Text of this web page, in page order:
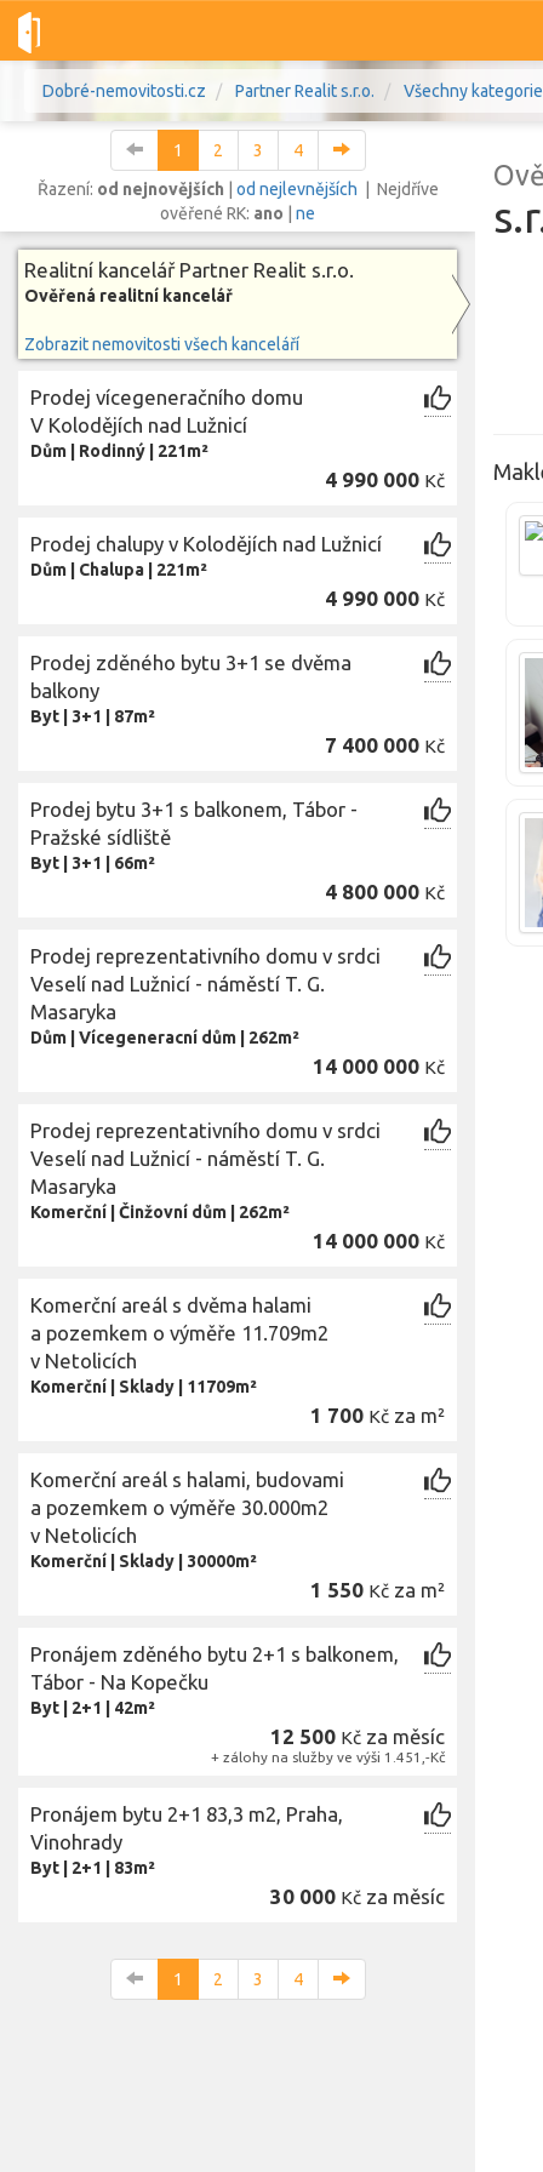
Dobré-nemovitosti.cz Partner Realit s.r.o. Všechny kategorie
Vše Byty
Lokalita
Lokalita
Cena
1 2 3
4
Řazení: od nejnovějších od nejlevnějších | Nejdříve
ověřené RK: ano ne
Realitní kancelář Partner Realit s.r.o.
Ověřená realitní kancelář
Zobrazit nemovitosti všech kanceláří
Prodej vícegeneračního domu
V Kolodějích nad Lužnicí
Dům Rodinný 221m²
4 990 000 Kč
Prodej chalupy v Kolodějích nad Lužnicí
Dům Chalupa 221m²
4 990 000 Kč
Prodej zděného bytu 3+1 se dvěma
balkony
Byt 3+1 87m²
7 400 000 Kč
Prodej bytu 3+1 s balkonem, Tábor -
Pražské sídliště
Byt 3+1 66m²
4 800 000 Kč
Prodej reprezentativního domu v srdci
Veselí nad Lužnicí - náměstí T. G.
Masaryka
Dům Vícegeneracní dům 262m²
14 000 000 Kč
Prodej reprezentativního domu v srdci
Veselí nad Lužnicí - náměstí T. G.
Masaryka
Komerční Činžovní dům 262m²
14 000 000 Kč
Komerční areál s dvěma halami
a pozemkem o výměře 11.709m2
v Netolicích
Komerční Sklady 11709m²
1 700 Kč za m²
Komerční areál s halami, budovami
a pozemkem o výměře 30.000m2
v Netolicích
Komerční Sklady 30000m²
1 550 Kč za m²
Pronájem zděného bytu 2+1 s balkonem,
Tábor - Na Kopečku
Byt 2+1 42m²
12 500 Kč za měsíc
+ zálohy na služby ve výši 1.451,-Kč
Pronájem bytu 2+1 83,3 m2, Praha,
Vinohrady
Byt 2+1 83m²
30 000 Kč za měsíc
1 2 3 4